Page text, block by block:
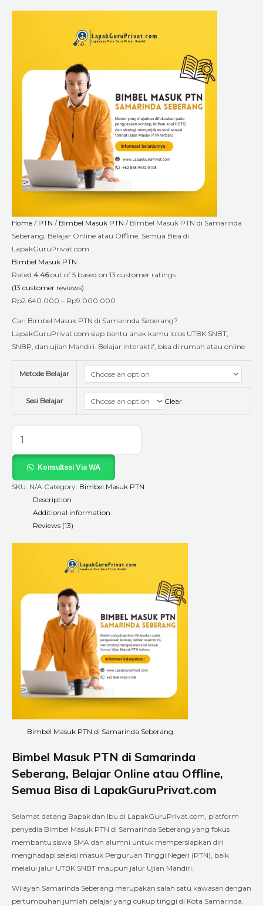
Home / PTN / Bimbel Masuk PTN / Bimbel Masuk PTN di Samarinda
Seberang, Belajar Online atau Offline, Semua Bisa di
LapakGuruPrivat.com
Bimbel Masuk PTN
Rated 4.46out of 5 based on 13 customer ratings
(13 customer reviews)
Rp2.640.000 – Rp9.000.000
Rp2.640.000
through
Cari Bimbel Masuk PTN di Samarinda Seberang?
LapakGuruPrivat.com siap bantu anak kamu lolos UTBK SNBT,
SNBP, dan ujian Mandiri. Belajar interaktif, bisa di rumah atau online
Metode Belajar
Sesi Belajar Clear
Seberang,
LapakGuruPrivat.com
quantity
Konsultasi Via WA
SKU: N/A Category: Bimbel Masuk PTN
Description
Additional information
Reviews (13)
Bimbel Masuk PTN di Samarinda Seberang
Bimbel Masuk PTN di Samarinda
Seberang, Belajar Online atau Offline,
Semua Bisa di LapakGuruPrivat.com
Selamat datang Bapak dan Ibu di LapakGuruPrivat.com, platform
penyedia Bimbel Masuk PTN di Samarinda Seberang yang fokus
membantu siswa SMA dan alumni untuk mempersiapkan diri
menghadapi seleksi masuk Perguruan Tinggi Negeri (PTN), baik
melalui jalur UTBK SNBT maupun jalur Ujian Mandiri.
Wilayah Samarinda Seberang merupakan salah satu kawasan dengan
pertumbuhan jumlah pelajar yang cukup tinggi di Kota Samarinda.